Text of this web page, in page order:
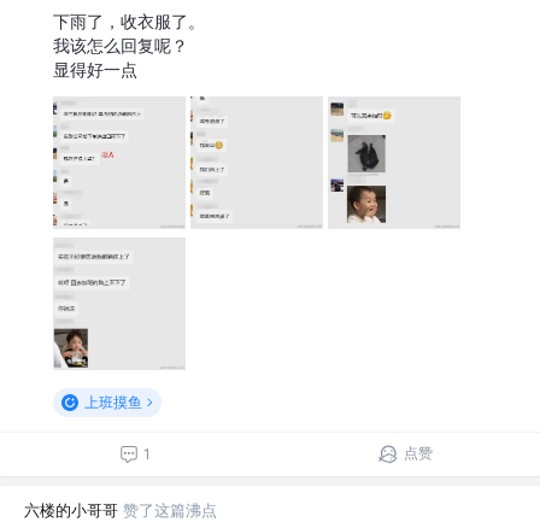
下雨了，收衣服了。
我该怎么回复呢？
显得好一点
上班摸鱼
1 点赞
六楼的小哥哥 赞了这篇沸点